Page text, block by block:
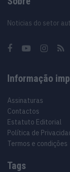
Noticias do setor
Informação
Assinaturas
Contactos
Estatuto Editorial
Política de
Termos e condições
Tags